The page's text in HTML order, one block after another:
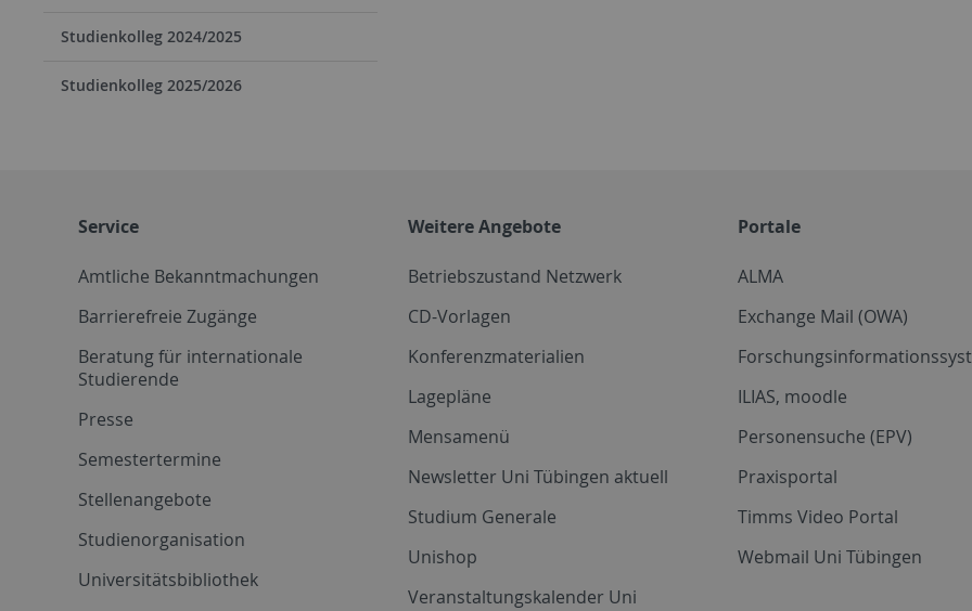
Studienkolleg 2024/2025
Studienkolleg 2025/2026
Service
Amtliche Bekanntmachungen
Barrierefreie Zugänge
Beratung für internationale
Studierende
Presse
Semestertermine
Stellenangebote
Studienorganisation
Universitätsbibliothek
Weitere Angebote
Betriebszustand Netzwerk
CD-Vorlagen
Konferenzmaterialien
Lagepläne
Mensamenü
Newsletter Uni Tübingen aktuell
Studium Generale
Unishop
Veranstaltungskalender Uni
Portale
ALMA
Exchange Mail (OWA)
ILIAS, moodle
Personensuche (EPV)
Praxisportal
Timms Video Portal
Webmail Uni Tübingen